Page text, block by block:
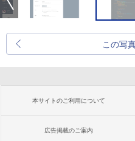
この写
本サイトのご利用について
広告掲載のご案内